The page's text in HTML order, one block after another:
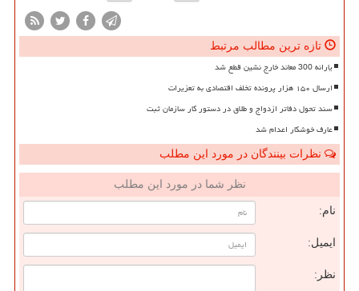
تازه ترین مطالب مرتبط
یارانه 300 معاند خارج نشین قطع شد
ارسال ۱۵۰ هزار پرونده تخلف اقتصادی به تعزیرات
سند تحول دفاتر ازدواج و طلاق در دستور کار سازمان ثبت
عارف خوشکار اعدام شد
نظرات بینندگان در مورد این مطلب
نظر شما در مورد این مطلب
نام:
ایمیل:
نظر: